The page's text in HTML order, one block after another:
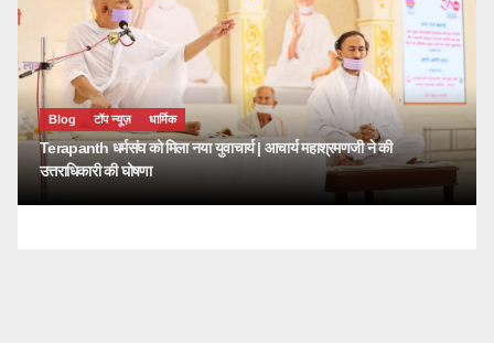
Blog टॉप न्यूज़ धार्मिक
Terapanth धर्मसंघ को मिला नया युवाचार्य | आचार्य महाश्रमणजी ने की
उत्तराधिकारी की घोषणा